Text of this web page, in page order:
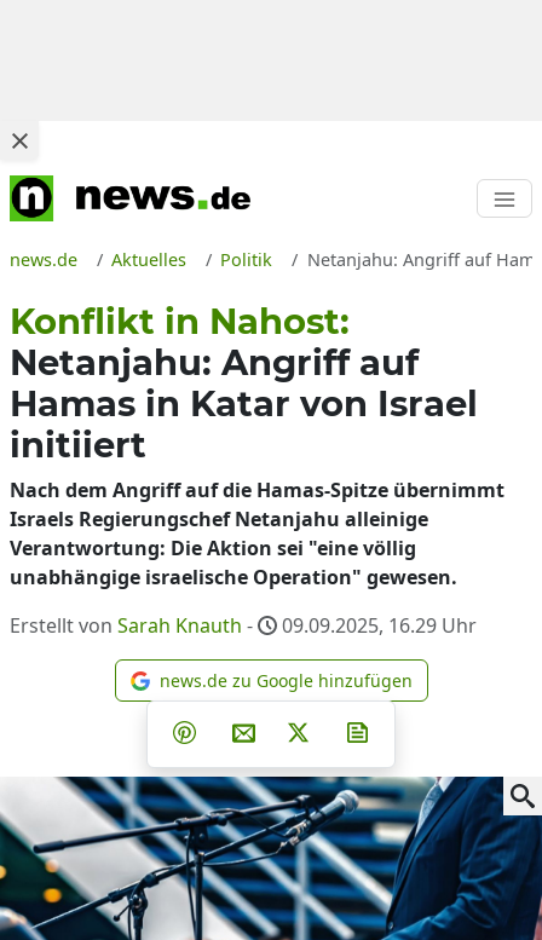
news.de Aktuelles Politik Netanjahu: Angriff auf
Konflikt in Nahost:
Netanjahu: Angriff auf
Hamas in Katar von Israel
initiiert
Nach dem Angriff auf die Hamas-Spitze übernimmt
Israels Regierungschef Netanjahu alleinige
Verantwortung: Die Aktion sei "eine völlig
unabhängige israelische Operation" gewesen.
Erstellt von Sarah Knauth - 09.09.2025, 16.29 Uhr
news.de zu Google
news.de zu Google hinzufügen
Teilen auf Facebook
Teilen auf Whatsapp
Teilen auf Telegram
Teilen auf Pinterest
Per E-Mail teilen
Post auf X